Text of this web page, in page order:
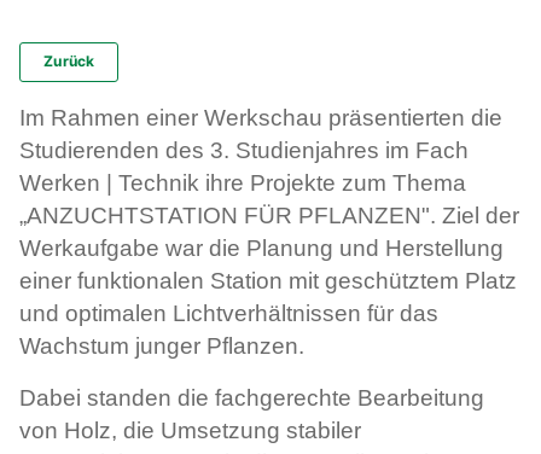
Zurück
Im Rahmen einer Werkschau präsentierten die
Studierenden des 3. Studienjahres im Fach
Werken | Technik ihre Projekte zum Thema
„ANZUCHTSTATION FÜR PFLANZEN". Ziel der
Werkaufgabe war die Planung und Herstellung
einer funktionalen Station mit geschütztem Platz
und optimalen Lichtverhältnissen für das
Wachstum junger Pflanzen.
Dabei standen die fachgerechte Bearbeitung
von Holz, die Umsetzung stabiler